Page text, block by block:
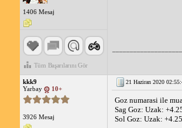
1406 Mesaj
Tüm Başarılarını Gör
kkk9
Yarbay
10+
3926 Mesaj
21 Haziran 2020
Goz numarasi ile
Sag Goz: Uzak:
Sol Goz: Uzak: